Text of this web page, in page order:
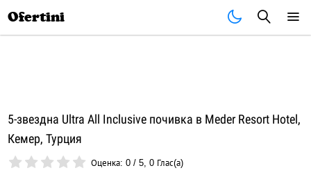
Ofertini
5-звездна Ultra All Inclusive почивка в Meder Resort Hotel,
Кемер, Турция
Оценка:0 /5,0 Глас(а)